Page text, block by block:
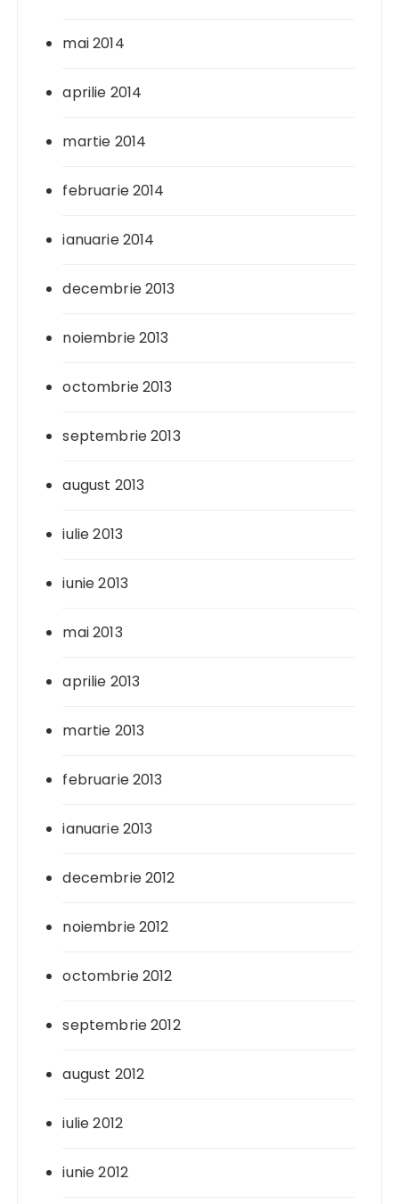
mai 2014
aprilie 2014
martie 2014
februarie 2014
ianuarie 2014
decembrie 2013
noiembrie 2013
octombrie 2013
septembrie 2013
august 2013
iulie 2013
iunie 2013
mai 2013
aprilie 2013
martie 2013
februarie 2013
ianuarie 2013
decembrie 2012
noiembrie 2012
octombrie 2012
septembrie 2012
august 2012
iulie 2012
iunie 2012